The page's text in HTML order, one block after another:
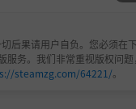
后果请用户自负。您必须在
服务。我们非常重视版权问
steamzg.com/64221/。